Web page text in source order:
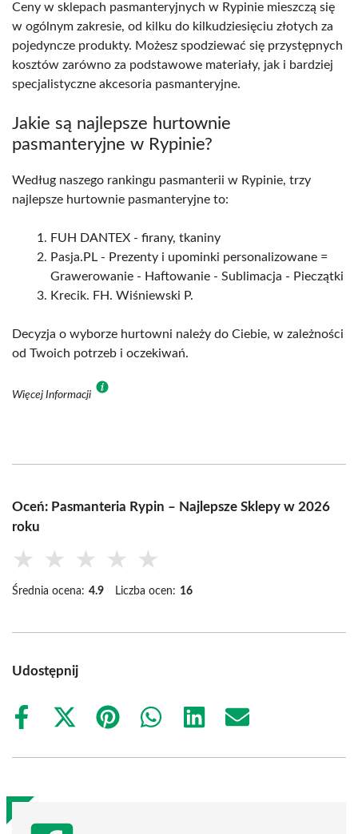
Ceny w sklepach pasmanteryjnych w Rypinie mieszczą się
w ogólnym zakresie, od kilku do kilkudziesięciu złotych za
pojedyncze produkty. Możesz spodziewać się przystępnych
kosztów zarówno za podstawowe materiały, jak i bardziej
specjalistyczne akcesoria pasmanteryjne.
Jakie są najlepsze hurtownie
pasmanteryjne w Rypinie?
Według naszego rankingu pasmanterii w Rypinie, trzy
najlepsze hurtownie pasmanteryjne to:
FUH DANTEX - firany, tkaniny
Pasja.PL - Prezenty i upominki personalizowane =
Grawerowanie - Haftowanie - Sublimacja - Pieczątki
Krecik. FH. Wiśniewski P.
Decyzja o wyborze hurtowni należy do Ciebie, w zależności
od Twoich potrzeb i oczekiwań.
Więcej Informacji
Oceń: Pasmanteria Rypin – Najlepsze Sklepy w 2026
roku
★ ★ ★ ★ ★
Średnia ocena: 4.9 Liczba ocen: 16
Udostępnij
Share
Share
(Twitter)
Share
Share
Share
Share